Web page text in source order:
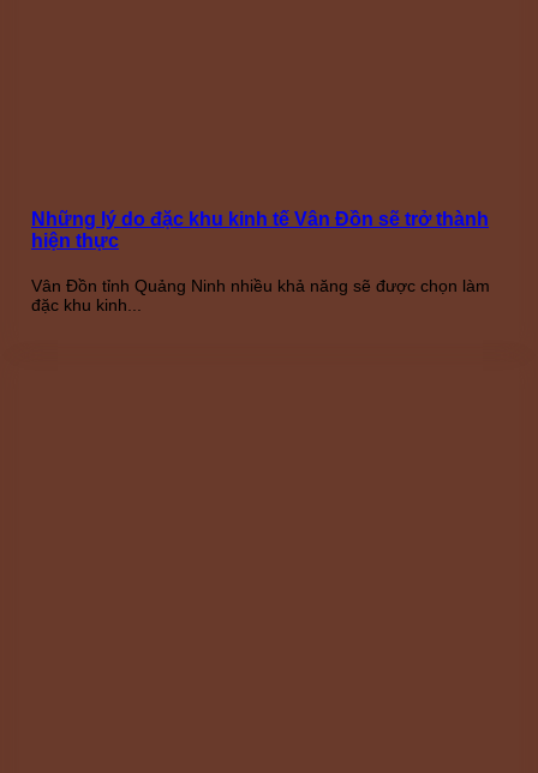
Những lý do đặc khu kinh tế Vân Đồn sẽ trở thành
hiện thực
Vân Đồn tỉnh Quảng Ninh nhiều khả năng sẽ được chọn làm
đặc khu kinh...